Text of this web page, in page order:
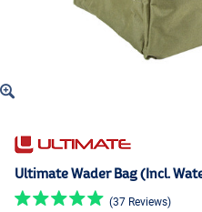
Ultimate Wader Bag (Incl.
(37 Reviews)